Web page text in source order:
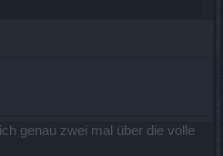
genau zwei mal über die volle